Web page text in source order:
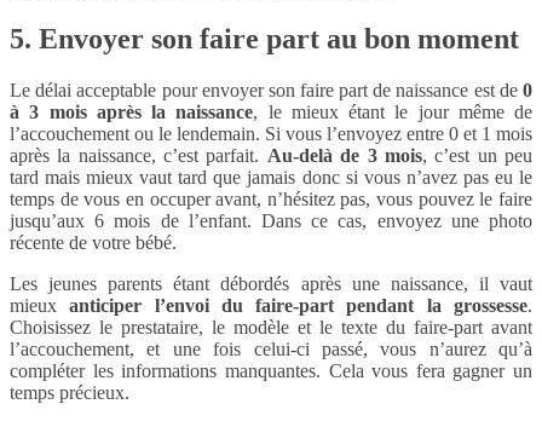
5. Envoyer son faire part au bon moment
Le délai acceptable pour envoyer son faire part de naissance est de 0
à 3 mois après la naissance, le mieux étant le jour même de
l’accouchement ou le lendemain. Si vous l’envoyez entre 0 et 1 mois
après la naissance, c’est parfait. Au-delà de 3 mois, c’est un peu
tard mais mieux vaut tard que jamais donc si vous n’avez pas eu le
temps de vous en occuper avant, n’hésitez pas, vous pouvez le faire
jusqu’aux 6 mois de l’enfant. Dans ce cas, envoyez une photo
récente de votre bébé.
Les jeunes parents étant débordés après une naissance, il vaut
mieuxanticiper l’envoi du faire-part pendant la grossesse.
Choisissez le prestataire, le modèle et le texte du faire-part avant
l’accouchement, et une fois celui-ci passé, vous n’aurez qu’à
compléter les informations manquantes. Cela vous fera gagner un
temps précieux.